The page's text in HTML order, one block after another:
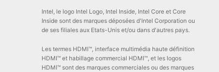
Intel, le logo Intel Logo, Intel Inside, Intel Core et Core
Inside sont des marques déposées d'Intel Corporation ou
de ses filiales aux Etats-Unis et/ou dans d'autres pays.
Les termes HDMI™, interface multimédia haute définition
HDMI™ et habillage commercial HDMI™, et les logos
HDMI™ sont des marques commerciales ou des marques